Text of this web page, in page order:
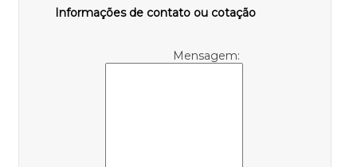
Informações de contato ou cotação
Mensagem: